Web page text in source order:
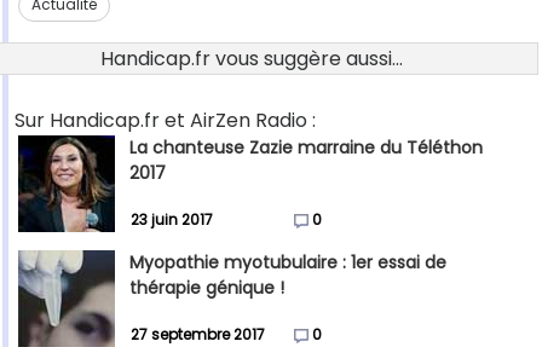
Actualité
Handicap.fr vous suggère aussi...
Sur Handicap.fr et AirZen Radio :
La chanteuse Zazie marraine du Téléthon
2017
23 juin 2017 0
Myopathie myotubulaire : 1er essai de
thérapie génique !
27 septembre 2017 0